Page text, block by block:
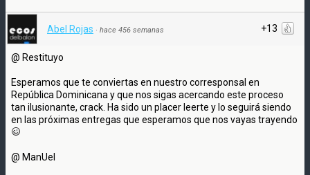
+13
Abel Rojas · hace 456 semanas
@ Restituyo
Esperamos que te conviertas en nuestro corresponsal en
República Dominicana y que nos sigas acercando este proceso
tan ilusionante, crack. Ha sido un placer leerte y lo seguirá siendo
en las próximas entregas que esperamos que nos vayas trayendo
@ ManUel